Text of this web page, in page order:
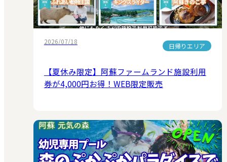
2026/07/18
日帰りエリア
【夏休み限定】阿蘇ファームランド施設利用
券が4,000円お得！WEB限定販売